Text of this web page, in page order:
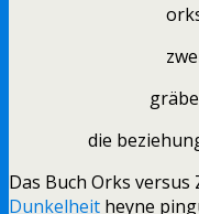
die
Das Buch Orks versus
Dunkelheit heyne